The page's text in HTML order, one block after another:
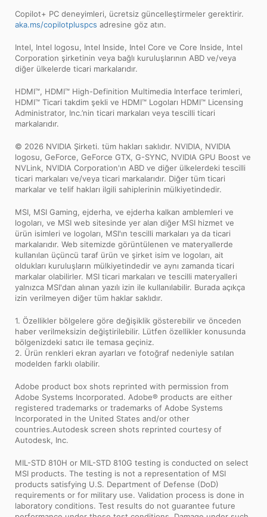
Copilot+ PC deneyimleri, ücretsiz güncelleştirmeler gerektirir.
aka.ms/copilotpluspcs adresine göz atın.
Intel, Intel logosu, Intel Inside, Intel Core ve Core Inside, Intel
Corporation şirketinin veya bağlı kuruluşlarının ABD ve/veya
diğer ülkelerde ticari markalarıdır.
HDMI™, HDMI™ High-Definition Multimedia Interface terimleri,
HDMI™ Ticari takdim şekli ve HDMI™ Logoları HDMI™ Licensing
Administrator, Inc.’nin ticari markaları veya tescilli ticari
markalarıdır.
© 2026 NVIDIA Şirketi. tüm hakları saklıdır. NVIDIA, NVIDIA
logosu, GeForce, GeForce GTX, G-SYNC, NVIDIA GPU Boost ve
NVLink, NVIDIA Corporation'ın ABD ve diğer ülkelerdeki tescilli
ticari markaları ve/veya ticari markalarıdır. Diğer tüm ticari
markalar ve telif hakları ilgili sahiplerinin mülkiyetindedir.
MSI, MSI Gaming, ejderha, ve ejderha kalkan amblemleri ve
logoları, ve MSI web sitesinde yer alan diğer MSI hizmet ve
ürün isimleri ve logoları, MSI'ın tescilli markaları ya da ticari
markalarıdır. Web sitemizde görüntülenen ve materyallerde
kullanılan üçüncü taraf ürün ve şirket isim ve logoları, ait
oldukları kuruluşların mülkiyetindedir ve aynı zamanda ticari
markalar olabilirler. MSI ticari markaları ve tescilli materyalleri
yalnızca MSI'dan alınan yazılı izin ile kullanılabilir. Burada açıkça
izin verilmeyen diğer tüm haklar saklıdır.
1. Özellikler bölgelere göre değişiklik gösterebilir ve önceden
haber verilmeksizin değiştirilebilir. Lütfen özellikler konusunda
bölgenizdeki satıcı ile temasa geçiniz.
2. Ürün renkleri ekran ayarları ve fotoğraf nedeniyle satılan
modelden farklı olabilir.
Adobe product box shots reprinted with permission from
Adobe Systems Incorporated. Adobe® products are either
registered trademarks or trademarks of Adobe Systems
Incorporated in the United States and/or other
countries.Autodesk screen shots reprinted courtesy of
Autodesk, Inc.
MIL-STD 810H or MIL-STD 810G testing is conducted on select
MSI products. The testing is not a representation of MSI
products satisfying U.S. Department of Defense (DoD)
requirements or for military use. Validation process is done in
laboratory conditions. Test results do not guarantee future